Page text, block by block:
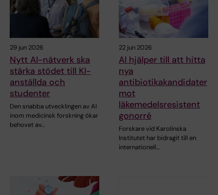
29 jun 2026
Nytt AI-nätverk ska
stärka stödet till KI-
anställda och
studenter
Den snabba utvecklingen av AI
inom medicinsk forskning ökar
behovet av…
22 jun 2026
AI hjälper till att hitta
nya
antibiotikakandidater
mot
läkemedelsresistent
gonorré
Forskare vid Karolinska
Institutet har bidragit till en
internationell…